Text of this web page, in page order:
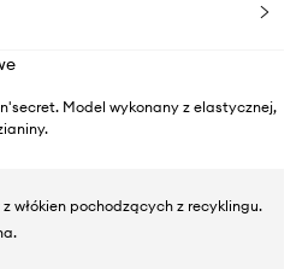
Model wykonany z elastycznej,
włókien pochodzących z recyklingu.